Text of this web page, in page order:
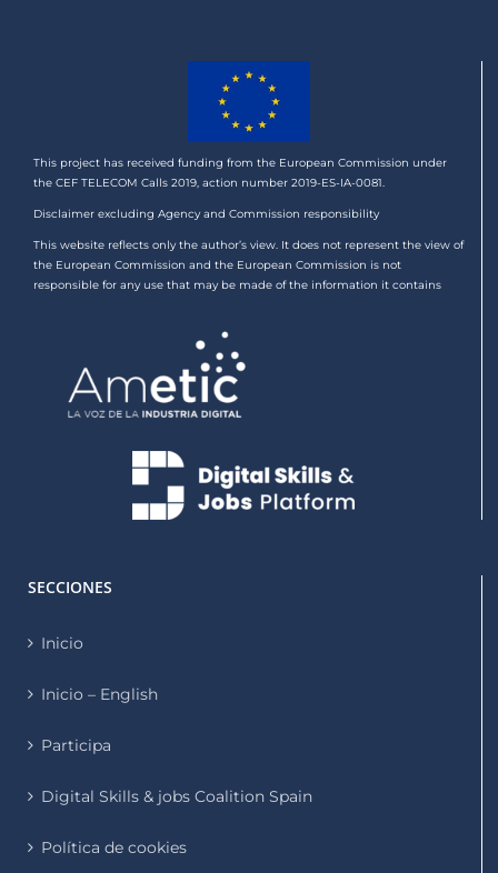
This project has received funding from the European Commission under
the CEF TELECOM Calls 2019, action number 2019-ES-IA-0081.
Disclaimer excluding Agency and Commission responsibility
This website reflects only the author’s view. It does not represent the view of
the European Commission and the European Commission is not
responsible for any use that may be made of the information it contains
SECCIONES
Inicio
Inicio – English
Participa
Digital Skills & jobs Coalition Spain
Política de cookies